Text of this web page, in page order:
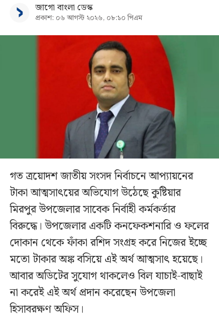
জাগো বাংলা ডেস্ক
প্রকাশ: ০৬ আগস্ট ২০২৬, ০৮:১০ পিএম
গত ত্রয়োদশ জাতীয় সংসদ নির্বাচনে আপ্যায়নের
টাকা আত্মসাৎয়ের অভিযোগ উঠেছে কুষ্টিয়ার
মিরপুর উপজেলার সাবেক নির্বাহী কর্মকর্তার
বিরুদ্ধে। উপজেলার একটি কনফেকশনারি ও ফলের
দোকান থেকে ফাঁকা রশিদ সংগ্রহ করে নিজের ইচ্ছে
মতো টাকার অঙ্ক বসিয়ে এই অর্থ আত্মসাৎ হয়েছে।
আবার অডিটের সুযোগ থাকলেও বিল যাচাই-বাছাই
না করেই এই অর্থ প্রদান করেছেন উপজেলা
হিসাবরক্ষণ অফিস।